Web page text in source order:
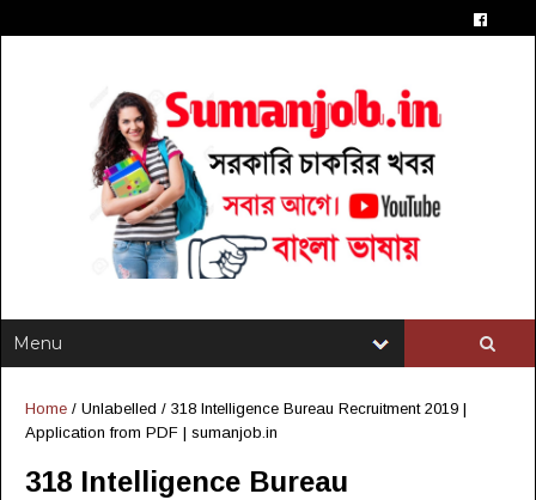
Home / Unlabelled / 318 Intelligence Bureau Recruitment 2019 |
Application from PDF | sumanjob.in
318 Intelligence Bureau